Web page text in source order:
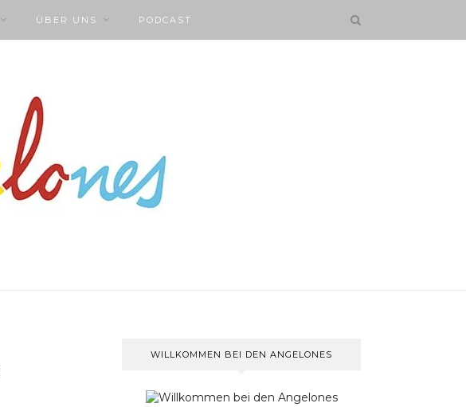
ÜBER UNS PODCAST
WILLKOMMEN BEI DEN ANGELONES